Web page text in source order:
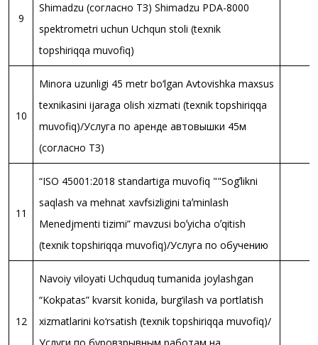
9
Shimadzu (согласно ТЗ) Shimadzu PDA-8000
spektrometri uchun Uchqun stoli (texnik
topshiriqqa muvofiq)
10
Minora uzunligi 45 metr bo‘lgan Avtovishka maxsus
texnikasini ijaraga olish xizmati (texnik topshiriqqa
muvofiq)/Услуга по аренде автовышки 45м
(согласно ТЗ)
11
“ISO 45001:2018 standartiga muvofiq ""Sogʼlikni
saqlash va mehnat xavfsizligini taʼminlash
Menedjmenti tizimi” mavzusi boʼyicha oʼqitish
(texnik topshiriqqa muvofiq)/Услуга по обучению
12
Navoiy viloyati Uchquduq tumanida joylashgan
“Kokpatas” kvarsit konida, burg‘ilash va portlatish
xizmatlarini ko‘rsatish (texnik topshiriqqa muvofiq)/